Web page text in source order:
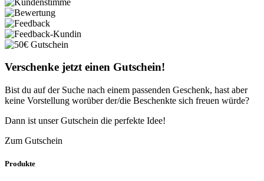
Verschenke jetzt einen Gutschein!
Bist du auf der Suche nach einem passenden Geschenk, hast aber
keine Vorstellung worüber der/die Beschenkte sich freuen würde?
Dann ist unser Gutschein die perfekte Idee!
Zum Gutschein
Produkte